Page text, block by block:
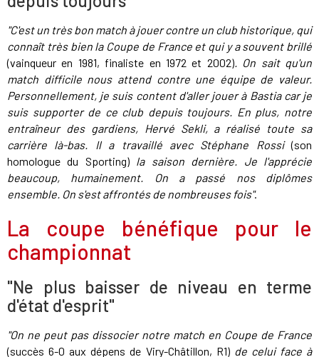
"C'est un très bon match à jouer contre un club historique, qui
connaît très bien la Coupe de France et qui y a souvent brillé
(vainqueur en 1981, finaliste en 1972 et 2002). On sait qu'un
match difficile nous attend contre une équipe de valeur.
Personnellement, je suis content d'aller jouer à Bastia car je
suis supporter de ce club depuis toujours. En plus, notre
entraîneur des gardiens, Hervé Sekli, a réalisé toute sa
carrière là-bas. Il a travaillé avec Stéphane Rossi(son
homologue du Sporting)la saison dernière. Je l'apprécie
beaucoup, humainement. On a passé nos diplômes
ensemble. On s'est affrontés de nombreuses fois".
La coupe bénéfique pour le
championnat
"Ne plus baisser de niveau en terme
d'état d'esprit"
"On ne peut pas dissocier notre match en Coupe de France
(succès 6-0 aux dépens de Viry-Châtillon, R1)de celui face à